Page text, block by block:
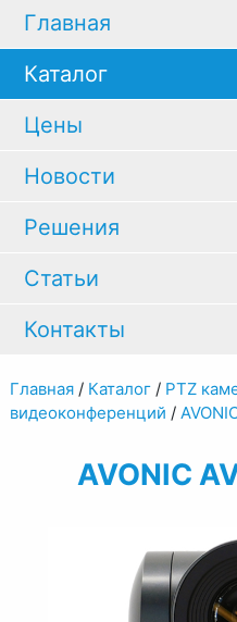
Главная
Каталог
Цены
Новости
Решения
Статьи
Контакты
Главная/ Каталог/ PTZ
видеоконференций /
AVONIC